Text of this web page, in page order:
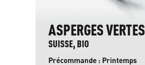
ASPERGES VERTES
SUISSE, BIO
Précommande : Printemps